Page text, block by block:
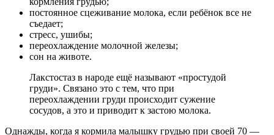
постоянное сцеживание молока, если ребёнок все не
съедает;
стресс, ушибы;
переохлаждение молочной железы;
сон на животе.
Лакстостаз в народе ещё называют «простудой
груди». Связано это с тем, что при
переохлаждении груди происходит сужение
сосудов, а это и приводит к застою молока.
Однажды, когда я кормила малышку грудью при своей 70 —